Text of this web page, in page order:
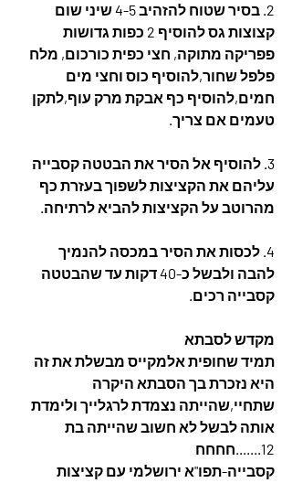
2. בסיר שטוח להזהיב 4-5 שיני שום
קצוצות גס להוסיף 2 כפות גדושות
פפריקה מתוקה, חצי כפית כורכום, מלח
פלפל שחור,להוסיף כוס וחצי מים
חמים,להוסיף כף אבקת מרק עוף,לתקן
טעמים אם צריך.
3. להוסיף אל הסיר את הבטטה קסבייה
עליהם את הקציצות לשפוך בעזרת כף
מהרוטב על הקציצות להביא לרתיחה.
4. לכסות את הסיר במכסה להנמיך
להבה ולבשל כ-40 דקות עד שהבטטה
קסבייה רכים.
מקדש לסבתא
תמיד שחופית אלמקייס מבשלת את זה
היא נזכרת בך הסבתא היקרה
שתחיי,שהייתה נצמדת לרגלייך ולימדת
אותה לבשל לא חשוב שהייתה בת
12.......חחחח
קסבייה-תפו"א ירושלמי עם קציצות